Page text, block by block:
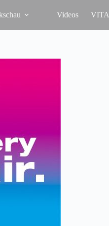
Videos VITA